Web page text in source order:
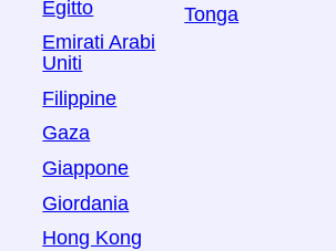
Egitto
Emirati Arabi
Uniti
Filippine
Gaza
Giappone
Giordania
Hong Kong
Tonga